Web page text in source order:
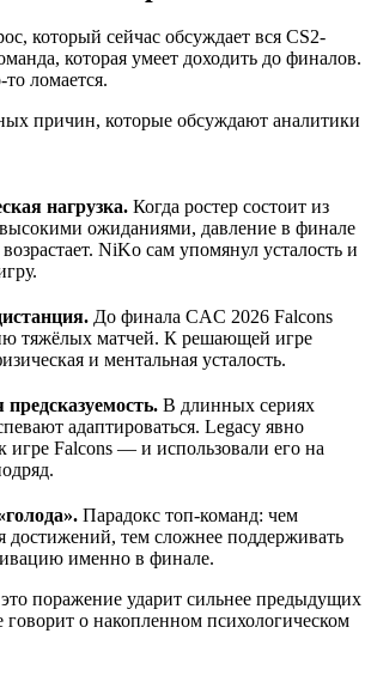
который сейчас обсуждает вся CS2-
которая умеет доходить до финалов.
ломается.
причин, которые обсуждают аналитики
нагрузка. Когда ростер состоит из
высокими ожиданиями, давление в финале
NiKo сам упомянул усталость и
До финала CAC 2026 Falcons
тяжёлых матчей. К решающей игре
и ментальная усталость.
В длинных сериях
адаптироваться. Legacy явно
игре Falcons — и использовали его на
Парадокс топ-команд: чем
достижений, тем сложнее поддерживать
именно в финале.
поражение ударит сильнее предыдущих
о накопленном психологическом